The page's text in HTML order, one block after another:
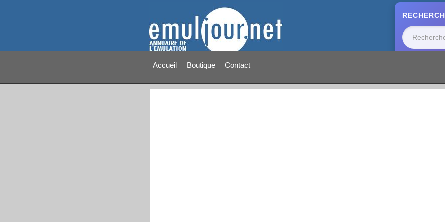
Accueil Boutique Contact